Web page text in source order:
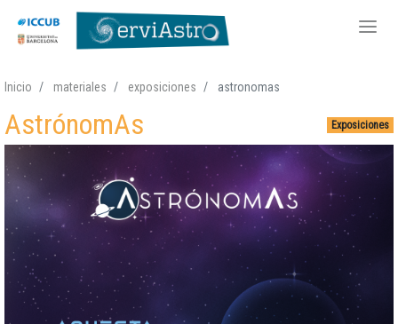
Pasar
principal
Inicio materiales exposiciones astronomas
Exposiciones
AstrónomAs